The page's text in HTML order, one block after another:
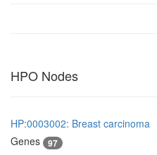
HPO Nodes
HP:0003002: Breast carcinoma
Genes
97